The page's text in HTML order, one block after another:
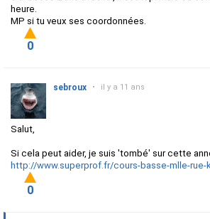
heure.
MP si tu veux ses coordonnées.
0
sebroux • il y a 11 ans
Salut,
Si cela peut aider, je suis 'tombé' sur cette
http://www.superprof.fr/cours-basse-mlle-rue-
0